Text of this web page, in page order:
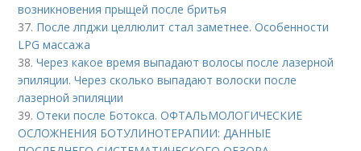
возникновения прыщей после бритья
37. После лпджи целлюлит стал заметнее. Особенности
LPG массажа
38.Через какое время выпадают волосы после лазерной
эпиляции. Через сколько выпадают волоски после
лазерной эпиляции
39.Отеки после Ботокса. ОФТАЛЬМОЛОГИЧЕСКИЕ
ОСЛОЖНЕНИЯ БОТУЛИНОТЕРАПИИ: ДАННЫЕ